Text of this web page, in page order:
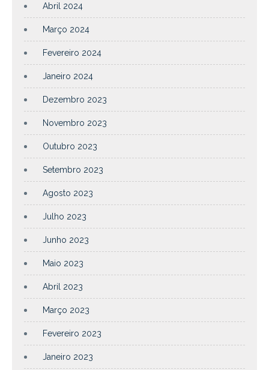
Abril 2024
Março 2024
Fevereiro 2024
Janeiro 2024
Dezembro 2023
Novembro 2023
Outubro 2023
Setembro 2023
Agosto 2023
Julho 2023
Junho 2023
Maio 2023
Abril 2023
Março 2023
Fevereiro 2023
Janeiro 2023